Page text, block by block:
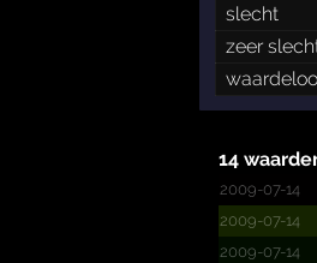
slecht
zeer
14
2009-07-14
2009-07-14
2009-07-14